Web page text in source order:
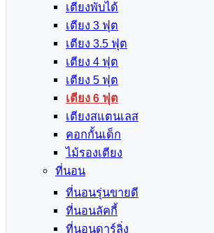
เตียงพับได้
เตียง 3 ฟุต
เตียง 3.5 ฟุต
เตียง 4 ฟุต
เตียง 5 ฟุต
เตียง 6 ฟุต
เตียงสแตนเลส
คอกกั้นเด็ก
ไม้รองเตียง
ที่นอน
ที่นอนรุ่นขายดี
ที่นอนลัคกี้
ที่นอนดาร์ลิ่ง